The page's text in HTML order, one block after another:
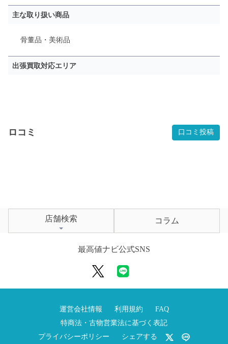
主な取り扱い商品
骨董品・美術品
出張買取対応エリア
ロコミ 口コミ投稿
店舗検索 コラム
最高値ナビ公式SNS
運営会社情報 利用規約
FAQ
特商法・古物営業法に基づく表記
プライバシーポリシー
シェアする